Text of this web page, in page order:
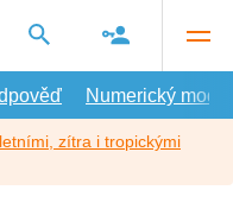
Numerický model
zítra i tropickými